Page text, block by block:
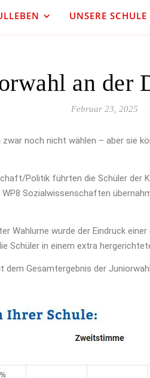
UNSERE SCHULE
an der
Februar 23, 2025
noch nicht wählen – aber sie
Politik führten die Schüler der
Sozialwissenschaften
Wahlurne wurde der Eindruck
Schüler in einem extra
dem Gesamtergebnis der